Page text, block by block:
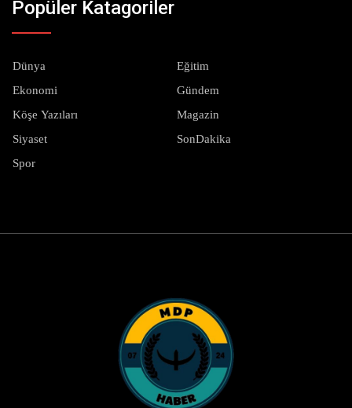
Popüler Katagoriler
Dünya Eğitim
Ekonomi Gündem
Köşe Yazıları Magazin
Siyaset SonDakika
Spor